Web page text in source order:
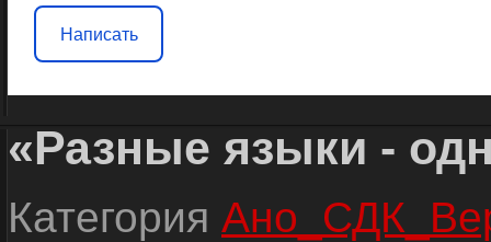
Написать
«Разные языки -
Категория